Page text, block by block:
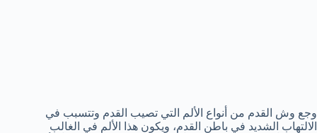
وجع وش القدم من أنواع الألم التي تصيب القدم وتتسبب في
الالتهاب الشديد في باطن القدم، ويكون هذا الألم في الغالب